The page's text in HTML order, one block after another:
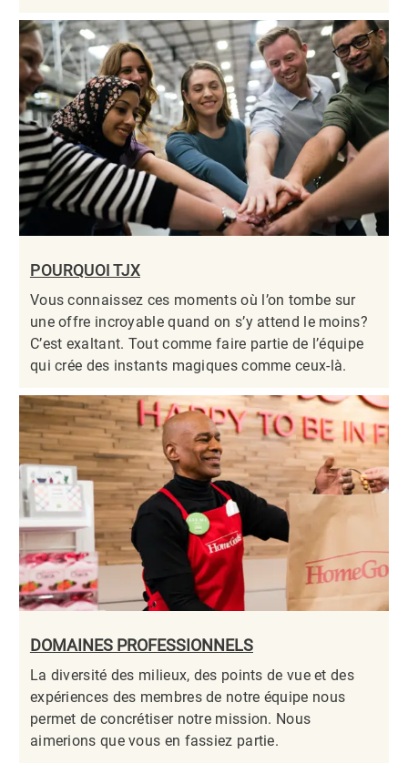
POURQUOI TJX
Vous connaissez ces moments où l’on tombe sur
une offre incroyable quand on s’y attend le moins?
C’est exaltant. Tout comme faire partie de l’équipe
qui crée des instants magiques comme ceux-là.​​​​​​​
DOMAINES PROFESSIONNELS
La diversité des milieux, des points de vue et des
expériences des membres de notre équipe nous
permet de concrétiser notre mission. Nous
aimerions que vous en fassiez partie.​​​​​​​